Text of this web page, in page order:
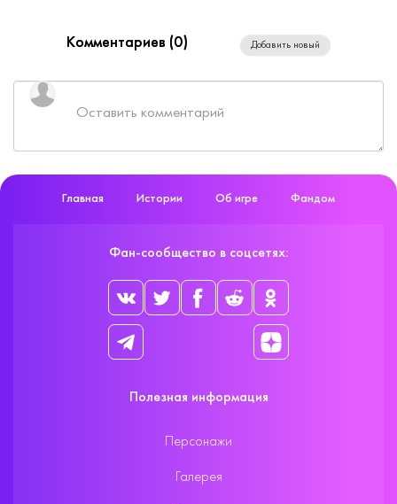
Комментариев (0) Добавить новый
Главная Истории Об игре Фандом
Фан-сообщество в соцсетях:
Полезная информация
Персонажи
Галерея